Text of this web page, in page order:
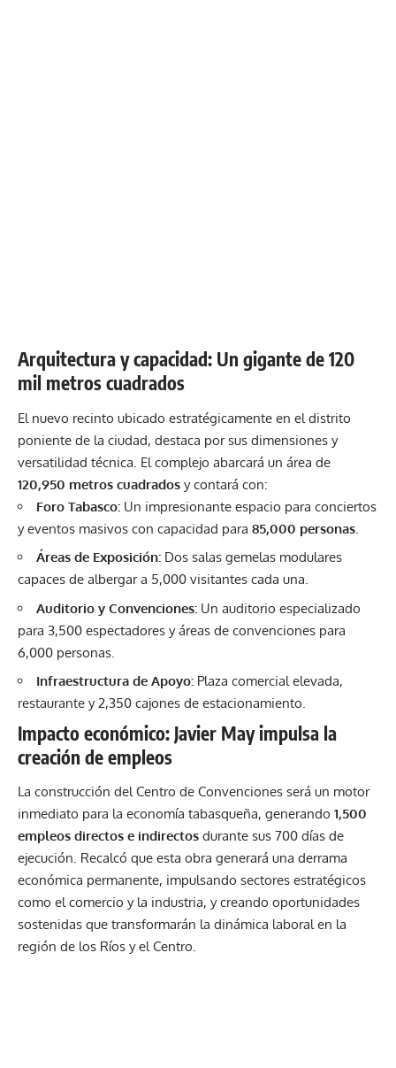
Arquitectura y capacidad: Un gigante de 120
mil metros cuadrados
El nuevo recinto ubicado estratégicamente en el distrito
poniente de la ciudad, destaca por sus dimensiones y
versatilidad técnica. El complejo abarcará un área de
120,950 metros cuadrados y contará con:
Foro Tabasco: Un impresionante espacio para conciertos
y eventos masivos con capacidad para 85,000 personas.
Áreas de Exposición: Dos salas gemelas modulares
capaces de albergar a 5,000 visitantes cada una.
Auditorio y Convenciones: Un auditorio especializado
para 3,500 espectadores y áreas de convenciones para
6,000 personas.
Infraestructura de Apoyo: Plaza comercial elevada,
restaurante y 2,350 cajones de estacionamiento.
Impacto económico: Javier May impulsa la
creación de empleos
La construcción delCentro de Convenciones será un motor
inmediato para la economía tabasqueña, generando 1,500
empleos directos e indirectos durante sus 700 días de
ejecución. Recalcó que esta obra generará una derrama
económica permanente, impulsando sectores estratégicos
como el comercio y la industria, y creando oportunidades
sostenidas que transformarán la dinámica laboral en la
región de los Ríos y el Centro.